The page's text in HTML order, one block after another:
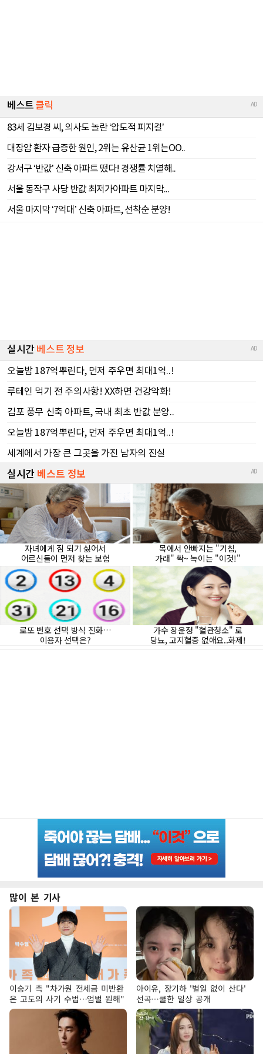
많이 본 기사
이승기 측 "차가원 전세금 미반환
은 고도의 사기 수법…엄벌 원해"
아이유, 장기하 '별일 없이 산다'
선곡…쿨한 일상 공개